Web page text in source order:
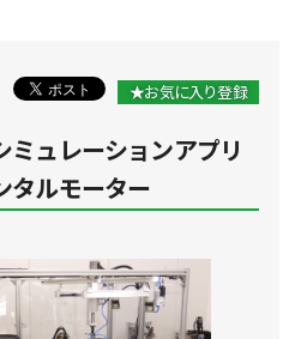
★お気に入り登録
ュレーションアプリ
タルモーター